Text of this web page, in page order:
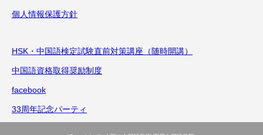
個人情報保護方針
HSK・中国語検定試験直前対策講座（随時開講）
中国語資格取得奨励制度
facebook
33周年記念パーティ